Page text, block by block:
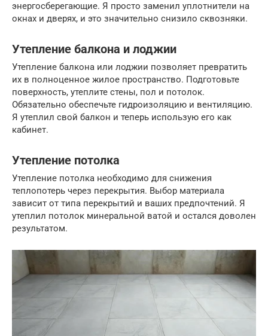
энергосберегающие. Я просто заменил уплотнители на
окнах и дверях, и это значительно снизило сквозняки.
Утепление балкона и лоджии
Утепление балкона или лоджии позволяет превратить
их в полноценное жилое пространство. Подготовьте
поверхность, утеплите стены, пол и потолок.
Обязательно обеспечьте гидроизоляцию и вентиляцию.
Я утеплил свой балкон и теперь использую его как
кабинет.
Утепление потолка
Утепление потолка необходимо для снижения
теплопотерь через перекрытия. Выбор материала
зависит от типа перекрытий и ваших предпочтений. Я
утеплил потолок минеральной ватой и остался доволен
результатом.